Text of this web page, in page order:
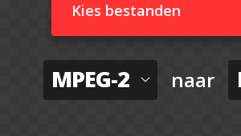
Kies bestanden
MPEG-2 naar